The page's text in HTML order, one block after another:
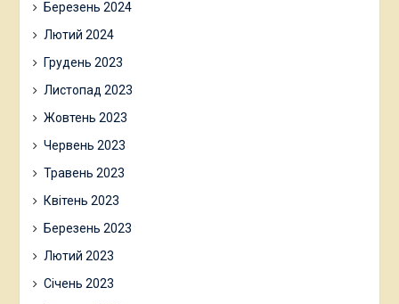
Березень 2024
Лютий 2024
Грудень 2023
Листопад 2023
Жовтень 2023
Червень 2023
Травень 2023
Квітень 2023
Березень 2023
Лютий 2023
Січень 2023